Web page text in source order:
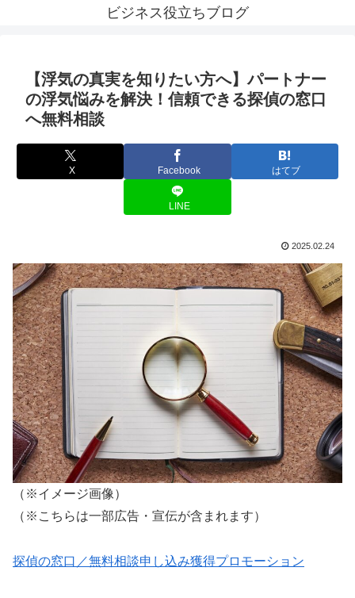
ビジネス役立ちブログ
【浮気の真実を知りたい方へ】パートナー
の浮気悩みを解決！信頼できる探偵の窓口
へ無料相談
X Facebook はてブ
LINE
2025.02.24
（※イメージ画像）
（※こちらは一部広告・宣伝が含まれます）
探偵の窓口／無料相談申し込み獲得プロモーション